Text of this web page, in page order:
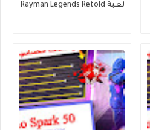
لعبة Rayman Legends Retold